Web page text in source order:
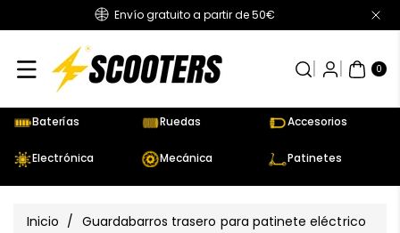
Envío gratuito a partir de 50€
0
AR
TÍC
UL
Baterías Ruedas Accesorios
Electrónica Mecánica Patinetes
Inicio / Guardabarros trasero para patinete eléctrico